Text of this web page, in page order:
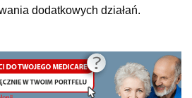
dodatkowych działań.